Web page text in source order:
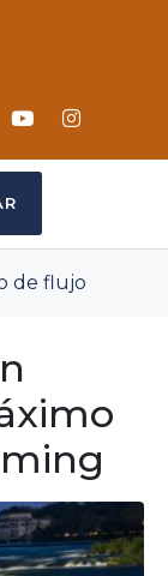
de flujo